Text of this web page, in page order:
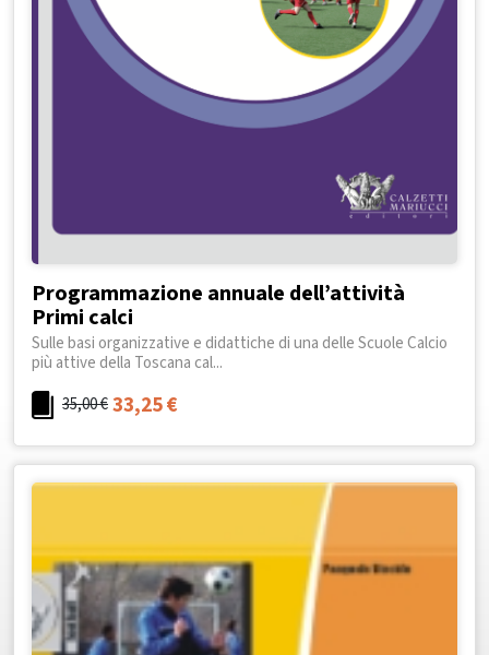
Programmazione annuale dell’attività
Primi calci
Sulle basi organizzative e didattiche di una delle Scuole Calcio
più attive della Toscana cal...
35,00€33,25€